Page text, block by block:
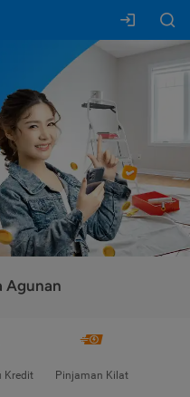
Agunan
Kredit Pinjaman Kilat